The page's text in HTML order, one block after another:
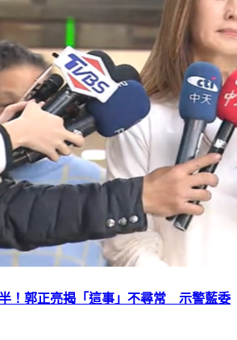
！郭正亮揭「這事」不尋常 示警藍委